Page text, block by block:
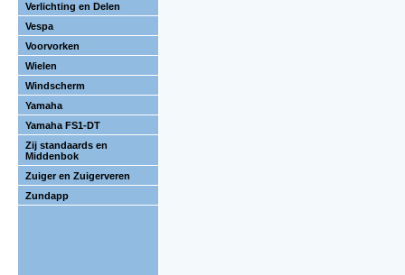
Verlichting en Delen
Vespa
Voorvorken
Wielen
Windscherm
Yamaha
Yamaha FS1-DT
Zij standaards en
Middenbok
Zuiger en Zuigerveren
Zundapp